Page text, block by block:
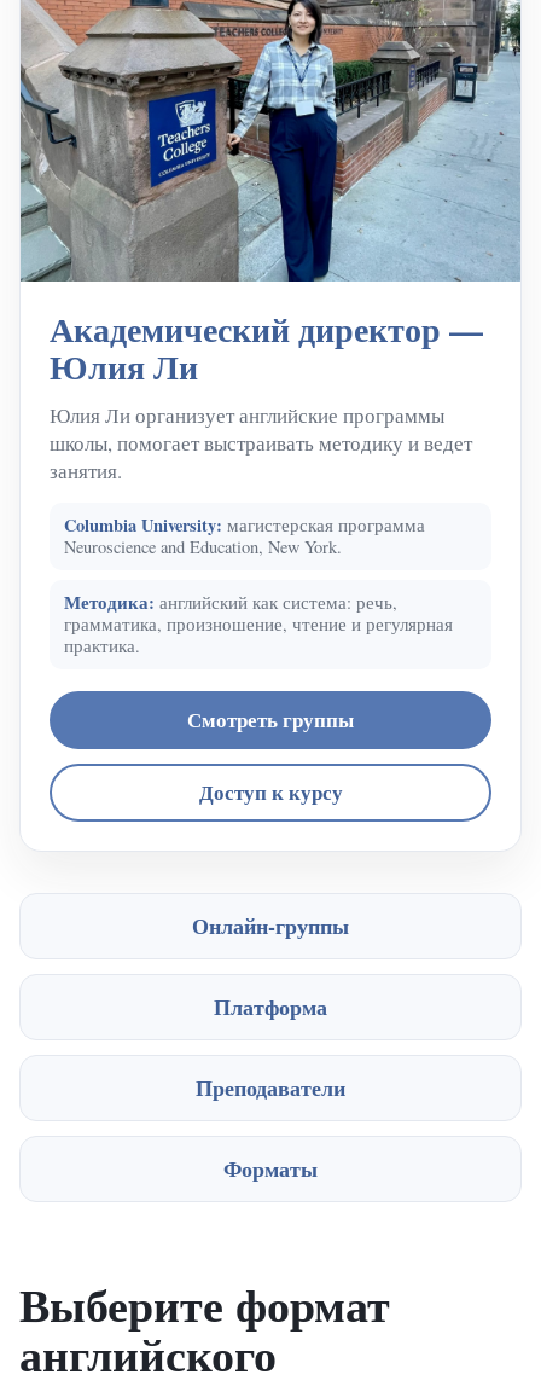
Академический директор —
Юлия Ли
Юлия Ли организует английские программы
школы, помогает выстраивать методику и ведет
занятия.
Columbia University: магистерская программа
Neuroscience and Education, New York.
Методика: английский как система: речь,
грамматика, произношение, чтение и регулярная
практика.
Смотреть группы
Доступ к курсу
Онлайн-группы
Платформа
Преподаватели
Форматы
Выберите формат
английского